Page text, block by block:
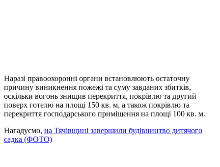
Наразі правоохоронні органи встановлюють остаточну
причину виникнення пожежі та суму завданих збитків,
оскільки вогонь знищив перекриття, покрівлю та другий
поверх готелю на площі 150 кв. м, а також покрівлю та
перекриття господарського приміщення на площі 100 кв. м.
Нагадуємо, на Тячівщині завершили будівництво дитячого
садка (ФОТО)